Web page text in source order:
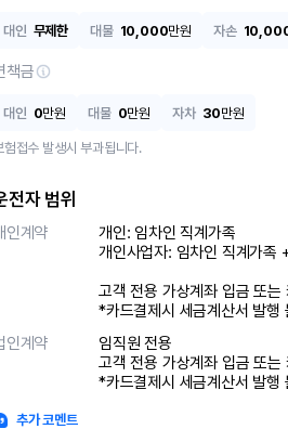
대인 무제한 대물 10,000만원 자손
책금
대인 0만원 대물 0만원 자차 30만원
험접수 발생시 부과됩니다.
전자 범위
인계약
개인: 임차인 직계가족
개인사업자: 임차인 직계가족
고객 전용 가상계좌 입금 또
*카드결제시 세금계산서 발행
인계약
임직원 전용
고객 전용 가상계좌 입금 또는
*카드결제시 세금계산서 발행
추가 코멘트